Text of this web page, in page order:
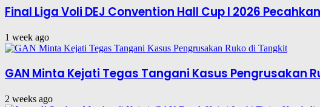
Final Liga Voli DEJ Convention Hall Cup I 2026
1 week ago
GAN Minta Kejati Tegas Tangani Kasus Pengrusakan
2 weeks ago